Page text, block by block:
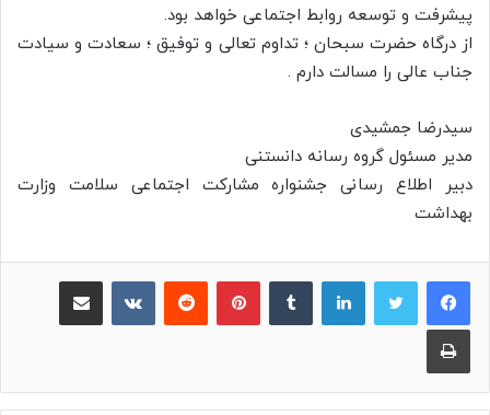
پیشرفت و توسعه روابط اجتماعی خواهد بود.
از درگاه حضرت سبحان ؛ تداوم تعالی و توفیق ؛ سعادت و سیادت
جناب عالی را مسالت دارم .
سیدرضا جمشیدی
مدیر مسئول گروه رسانه دانستنی
دبیر اطلاع رسانی جشنواره مشارکت اجتماعی سلامت وزارت
بهداشت
لینکدین پینترست ‫رددیت
چاپ